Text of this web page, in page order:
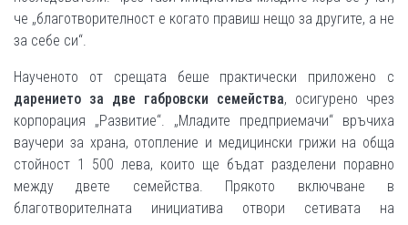
че „благотворителност е когато правиш нещо за другите, а не
за себе си“.
Наученото от срещата беше практически приложено с
дарението за две габровски семейства, осигурено чрез
корпорация „Развитие“. „Младите предприемачи“ връчиха
ваучери за храна, отопление и медицински грижи на обща
стойност 1 500 лева, които ще бъдат разделени поравно
между двете семейства. Прякото включване в
благотворителната инициатива отвори сетивата на